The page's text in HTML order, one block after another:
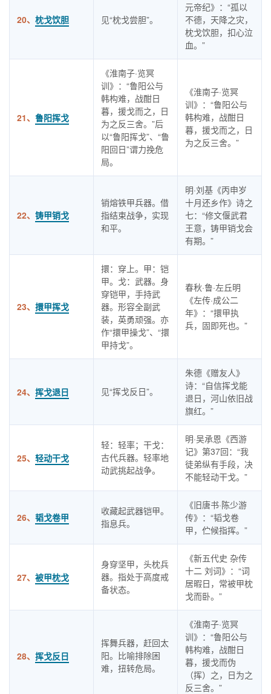
20、 枕戈饮胆 见“枕戈尝胆”。
元帝纪》：“孤以
不德，天降之灾，
枕戈饮胆，扣心泣
血。”
21、 鲁阳挥戈
《淮南子·览冥
训》：“鲁阳公与
韩构难，战酣日
暮，援戈而之，日
为之反三舍。”后
以“鲁阳挥戈”、“鲁
阳回日”谓力挽危
局。
《淮南子·览冥
训》：“鲁阳公与
韩构难，战酣日
暮，援戈而之，日
为之反三舍。”
22、 铸甲销戈
销熔铁甲兵器。借
指结束战争，实现
和平。
明·刘基《丙申岁
十月还乡作》诗之
七：“修文偃武君
王意，铸甲销戈会
有期。”
23、 擐甲挥戈
擐：穿上。甲：铠
甲。戈：武器。身
穿铠甲，手持武
器。形容全副武
装，英勇顽强。亦
作“擐甲操戈”、“擐
甲持戈”。
春秋·鲁·左丘明
《左传·成公二
年》：“擐甲执
兵，固即死也。”
24、 挥戈退日 见“挥戈反日”。
朱德《赠友人》
诗：“自信挥戈能
退日，河山依旧战
旗红。”
25、 轻动干戈
轻：轻率；干戈：
古代兵器。轻率地
动武挑起战争。
明·吴承恩《西游
记》第37回：“我
徒弟纵有手段，决
不能轻动干戈。”
26、 韬戈卷甲
收藏起武器铠甲。
指息兵。
《旧唐书·陈少游
传》：“韬戈卷
甲，伫候指挥。”
27、 被甲枕戈
身穿坚甲，头枕兵
器。指处于高度戒
备状态。
《新五代史 杂传
十二 刘词》：“词
居暇日，常被甲枕
戈而卧。”
28、 挥戈反日
挥舞兵器，赶回太
阳。比喻排除困
难，扭转危局。
《淮南子·览冥
训》：“鲁阳公与
韩构难，战酣日
暮，援戈而伪
（挥）之，日为之
反三舍。”